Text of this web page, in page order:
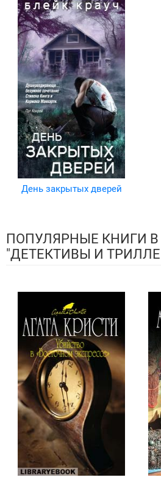
День закрытых дверей
ПОПУЛЯРНЫЕ КНИГИ
"ДЕТЕКТИВЫ И